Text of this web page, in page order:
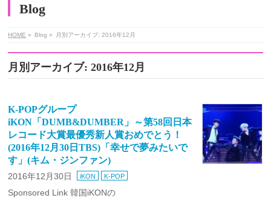
Blog
HOME » Blog » 月別アーカイブ: 2016年12月
月別アーカイブ: 2016年12月
K-POPグループ
iKON「DUMB&DUMBER」～第58回日本
レコード大賞最優秀新人賞おめでとう！
(2016年12月30日TBS)「幸せで夢みたいで
す」(キム・ジンファン)
2016年12月30日 iKON K-POP
Sponsored Link 韓国iKONの